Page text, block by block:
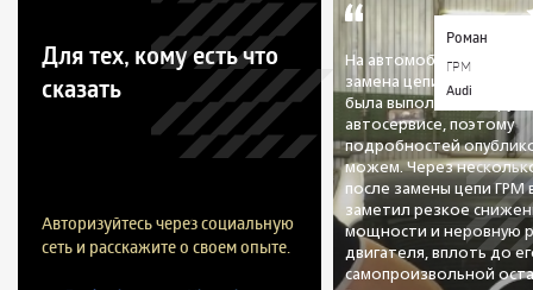
Для тех, кому есть что
сказать
Авторизуйтесь через социальную
сеть и расскажите о своем опыте.
Роман
ГРМ
Audi
На автомобиле была
замена цепи ГРМ.
была выполнена в
автосервисе, поэтому
подробностей
можем. Через
после замены цепи ГРМ
заметил резкое
мощности и неровную
двигателя, вплоть до
самопроизвольной